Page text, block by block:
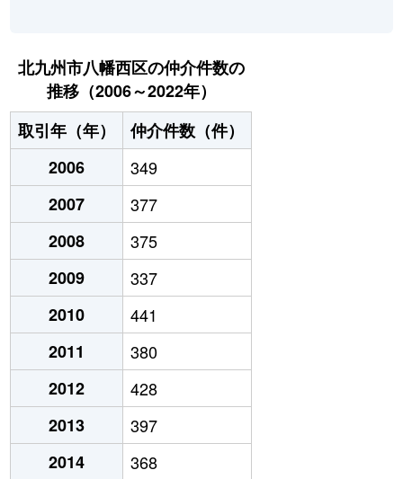
北九州市八幡西区の仲介件数の
推移（2006～2022年）
取引年（年）
仲介件数（件）
2006
349
2007
377
2008
375
2009
337
2010
441
2011
380
2012
428
2013
397
2014
368